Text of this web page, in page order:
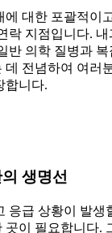
에 대한 포괄적이
락 지점입니다.
반 의학 질병과
전념하여 여러
합니다.
생명선
응급 상황이 발생
곳이 필요합니다.